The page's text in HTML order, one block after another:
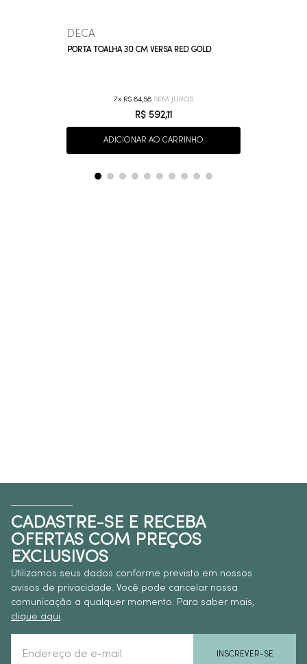
DECA
PORTA TOALHA 30 CM VERSA RED GOLD
7 R$ 84,58
R$ 592,11
ADICIONAR AO CARRINHO
CADASTRE-SE E RECEBA
OFERTAS COM PREÇOS
EXCLUSIVOS
Utilizamos seus dados conforme previsto em nossos
avisos de privacidade. Você pode cancelar nossa
comunicação a qualquer momento. Para saber mais,
clique aqui.
INSCREVER-SE